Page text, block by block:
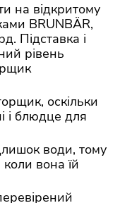
15 см
1.2 кг
на відкритому
BRUNBÄR,
Підставка і
рівень
оскільки
і блюдце для
води, тому
вона їй